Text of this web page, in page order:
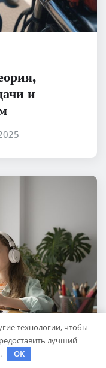
и
технологии, чтобы
лучший
OK